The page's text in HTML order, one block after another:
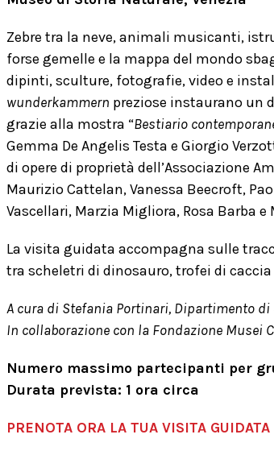
Zebre tra la neve, animali musicanti,
forse gemelle e la mappa del mondo
dipinti, sculture, fotografie, video e
wunderkammern preziose instaurano un
grazie alla mostra “Bestiario
Gemma De Angelis Testa e Giorgio
di opere di proprietà dell’Associazione
Maurizio Cattelan, Vanessa Beecroft,
Vascellari, Marzia Migliora, Rosa Barba e
La visita guidata accompagna sulle
tra scheletri di dinosauro, trofei di
A cura di Stefania Portinari, Dipartimento
In collaborazione con la Fondazione Musei
Numero massimo partecipanti per
Durata prevista: 1 ora circa
PRENOTA ORA LA TUA VISITA GUIDATA